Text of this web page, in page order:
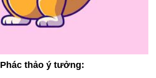
Phác thảo ý tưởng: